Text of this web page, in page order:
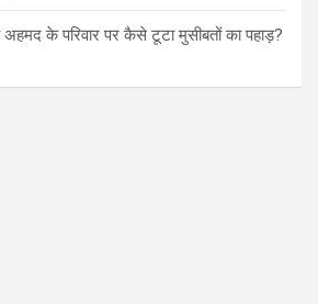
के परिवार पर कैसे टूटा मुसीबतों का पहाड़?